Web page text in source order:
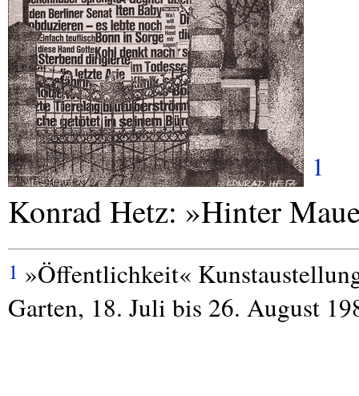
1
Konrad Hetz: »Hinter
1 »Öffentlichkeit«
Garten, 18. Juli bis 26. August